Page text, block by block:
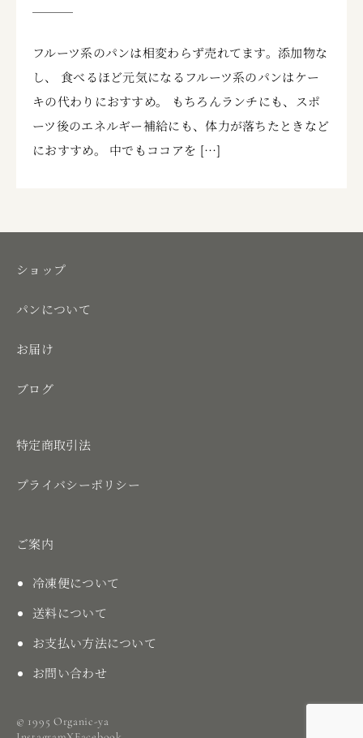
フルーツ系のパンは相変わらず売れてます。添加物な
し、 食べるほど元気になるフルーツ系のパンはケー
キの代わりにおすすめ。 もちろんランチにも、スポ
ーツ後のエネルギー補給にも、体力が落ちたときなど
におすすめ。 中でもココアを […]
ショップ
パンについて
お届け
ブログ
特定商取引法
プライバシーポリシー
ご案内
冷凍便について
送料について
お支払い方法について
お問い合わせ
© 1995 Organic-ya